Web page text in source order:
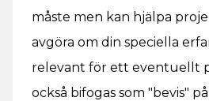
måste men kan hjälpa
avgöra om din speciella
relevant för ett eventuellt
också bifogas som "bevis"